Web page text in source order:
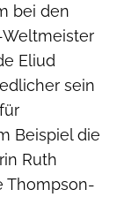
bei den
Weltmeister
Eliud
sein
Beispiel die
Ruth
Thompson-